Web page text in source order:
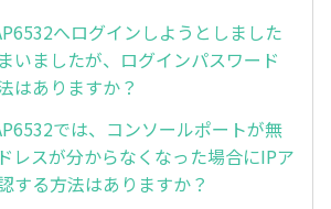
へログインしようとしました
いましたが、ログインパスワード
はありますか？
では、コンソールポートが無
レスが分からなくなった場合にIPア
する方法はありますか？